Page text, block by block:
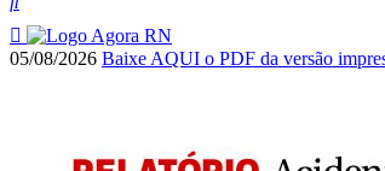
05/08/2026 Baixe AQUI o PDF da versão